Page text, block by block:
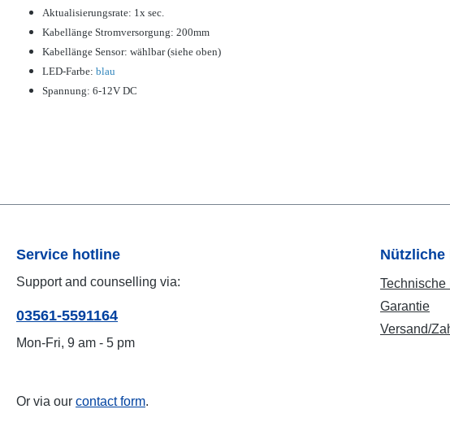
Aktualisierungsrate: 1x sec.
Kabellänge Stromversorgung: 200mm
Kabellänge Sensor: wählbar (siehe oben)
LED-Farbe: blau
Spannung: 6-12V DC
Service hotline
Support and counselling via:
03561-5591164
Mon-Fri, 9 am - 5 pm
Or via our contact form.
Nützliche
Technische
Garantie
Versand/